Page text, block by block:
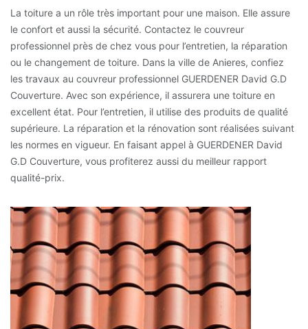
La toiture a un rôle très important pour une maison. Elle assure
le confort et aussi la sécurité. Contactez le couvreur
professionnel près de chez vous pour l’entretien, la réparation
ou le changement de toiture. Dans la ville de Anieres, confiez
les travaux au couvreur professionnel GUERDENER David G.D
Couverture. Avec son expérience, il assurera une toiture en
excellent état. Pour l’entretien, il utilise des produits de qualité
supérieure. La réparation et la rénovation sont réalisées suivant
les normes en vigueur. En faisant appel à GUERDENER David
G.D Couverture, vous profiterez aussi du meilleur rapport
qualité-prix.